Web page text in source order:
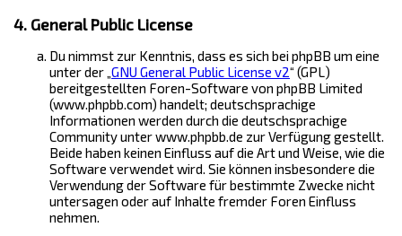
4. General Public License
Du nimmst zur Kenntnis, dass es sich bei phpBB um eine
unter der „GNU General Public License v2“ (GPL)
bereitgestellten Foren-Software von phpBB Limited
(www.phpbb.com) handelt; deutschsprachige
Informationen werden durch die deutschsprachige
Community unter www.phpbb.de zur Verfügung gestellt.
Beide haben keinen Einfluss auf die Art und Weise, wie die
Software verwendet wird. Sie können insbesondere die
Verwendung der Software für bestimmte Zwecke nicht
untersagen oder auf Inhalte fremder Foren Einfluss
nehmen.